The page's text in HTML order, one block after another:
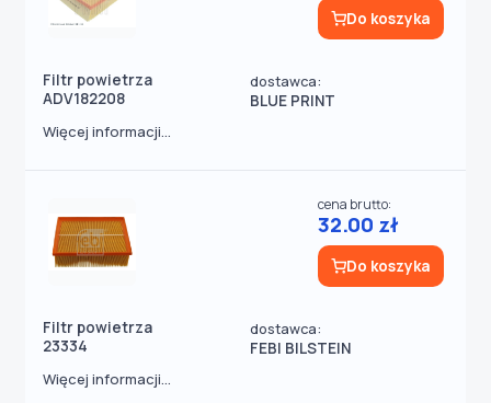
Filtr powietrza
ADV182208
dostawca:
BLUE PRINT
Do koszyka
Więcej informacji...
Filtr powietrza
23334
dostawca:
FEBI BILSTEIN
cena brutto:
32.00 zł
Do koszyka
Więcej informacji...